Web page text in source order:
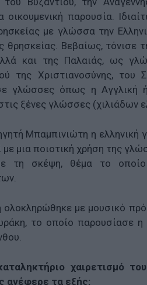
οικουμενική παρουσία.
με γλώσσα την
θρησκείας. Βεβαίως,
και της Παλαιάς, ως
της Χριστιανοσύνης,
γλώσσες όπως η Αγγλική
ξένες γλώσσες (χιλιάδων
Μπαμπινιώτη η
με μια ποιοτική χρήση της
τη σκέψη, θέμα το οποίο
με μουσικό
το οποίο παρουσίασε η
χαιρετισμό
ανέφερε τα εξής: